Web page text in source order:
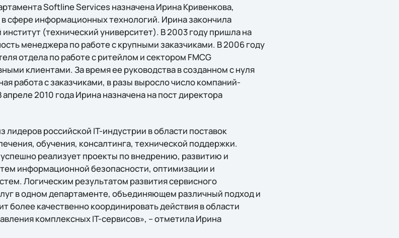
Softline Services назначена Ирина Кривенкова,
сфере информационных технологий. Ирина закончила
(технический университет). В 2003 году пришла на
менеджера по работе с крупными заказчиками. В 2006 году
отдела по работе с ритейлом и сектором FMCG
клиентами. За время ее руководства в созданном с нуля
работа с заказчиками, в разы выросло число компаний-
2010 года Ирина назначена на пост директора
российской IT-индустрии в области поставок
обучения, консалтинга, технической поддержки.
реализует проекты по внедрению, развитию и
информационной безопасности, оптимизации и
Логическим результатом развития сервисного
в одном департаменте, объединяющем различный подход и
более качественно координировать действия в области
комплексных IT-сервисов», – отметила Ирина